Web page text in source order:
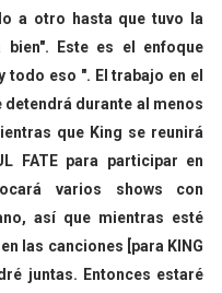
a otro hasta que tuvo la
bien". Este es el enfoque
eso ". El trabajo en el
detendrá durante al menos
que King se reunirá
FATE para participar en
varios shows con
así que mientras esté
las canciones [para KING
juntas. Entonces estaré